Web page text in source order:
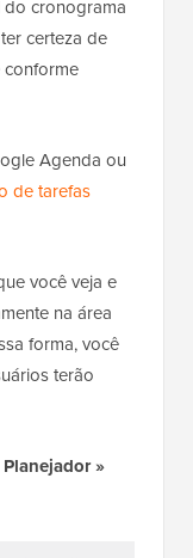
do cronograma
certeza de
Agenda ou
de tarefas
você veja e
na área
forma, você
terão
Planejador»